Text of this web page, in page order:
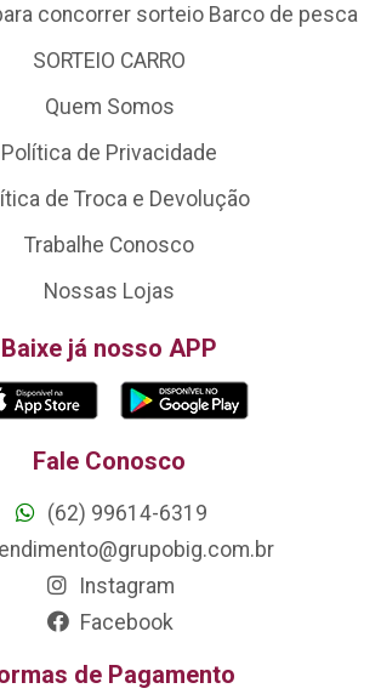
concorrer sorteio Barco de pesca
SORTEIO CARRO
Quem Somos
Política de Privacidade
de Troca e Devolução
Trabalhe Conosco
Nossas Lojas
Baixe já nosso APP
Fale Conosco
(62) 99614-6319
Instagram
Facebook
de Pagamento